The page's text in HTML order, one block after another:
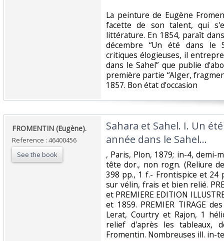
‎La peinture de Eugène
facette de son talent, qui
littérature. En 1854, paraît
décembre “Un été dans le
critiques élogieuses, il
dans le Sahel” que publie
première partie “Alger,
1857. Bon état d’occasion ‎
‎FROMENTIN (Eugène). ‎
Reference : 46400456
See the book
‎Sahara et Sahel. I. Un
année dans le Sahel…‎
‎, Paris, Plon, 1879; in-4, demi-
tête dor., non rogn. (Reliure
398 pp., 1 f.- Frontispice et 24
sur vélin, frais et bien relié.
et PREMIERE EDITION
et 1859. PREMIER TIRAGE
Lerat, Courtry et Rajon, 1
relief d'après les tableaux,
Fromentin. Nombreuses ill. in-